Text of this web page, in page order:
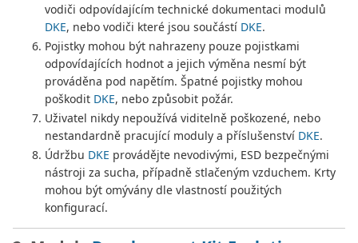
vodiči odpovídajícím technické dokumentaci modulů
DKE, nebo vodiči které jsou součástí DKE.
Pojistky mohou být nahrazeny pouze pojistkami
odpovídajících hodnot a jejich výměna nesmí být
prováděna pod napětím. Špatné pojistky mohou
poškodit DKE, nebo způsobit požár.
Uživatel nikdy nepoužívá viditelně poškozené, nebo
nestandardně pracující moduly a příslušenství DKE.
Údržbu DKE provádějte nevodivými, ESD bezpečnými
nástroji za sucha, případně stlačeným vzduchem. Krty
mohou být omývány dle vlastností použitých
konfigurací.